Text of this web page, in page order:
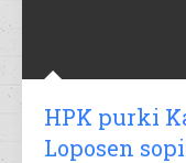
HPK purki
Loposen